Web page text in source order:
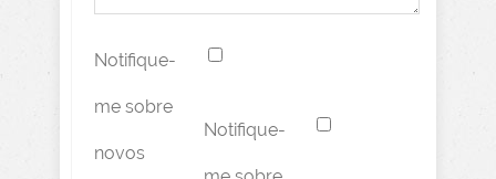
Notifique-
me sobre
novos
Notifique-